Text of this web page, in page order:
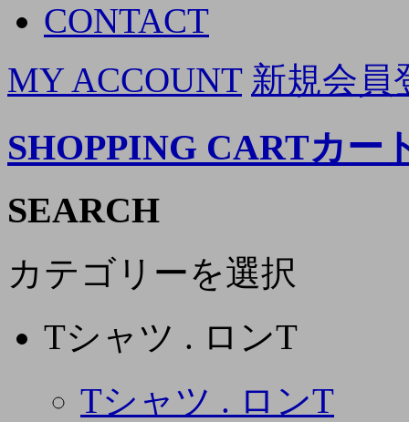
CONTACT
MY ACCOUNT 新規会員
SHOPPING CARTカー
SEARCH
カテゴリーを選択
Tシャツ . ロンT
Tシャツ . ロンT